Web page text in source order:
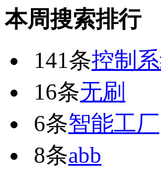
本周搜索排行
141条控制
16条无刷
6条智能工厂
8条abb